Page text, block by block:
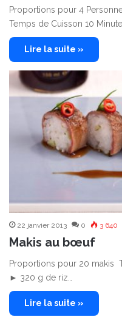
Proportions pour 4
Temps de Cuisson 10
Lire la suite »
22 janvier 2013 0 3 640
Makis au bœuf
Proportions pour 20 makis
► 320 g de riz…
Lire la suite »